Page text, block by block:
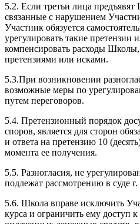
5.2. Если третьи лица
связанные с нарушением
Участник обязуется
урегулировать такие претензии
компенсировать расходы
претензиями или исками.
5.3.При возникновении
возможные меры по
путем переговоров.
5.4. Претензионный порядок
споров, является для сторон
и ответа на претензию 10
момента ее получения.
5.5. Разногласия, не
подлежат рассмотрению в суде г.
5.6. Школа вправе исключить
курса и ограничить ему доступ к